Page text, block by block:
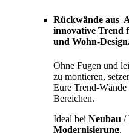
Rückwände aus
innovative Trend
und Wohn-
Ohne Fugen und
zu montieren,
Eure Trend-
Bereichen.
Ideal bei Neubau /
Modernisierung.